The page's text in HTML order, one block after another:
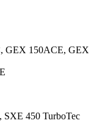
GEX 150ACE, GEX
450 TurboTec